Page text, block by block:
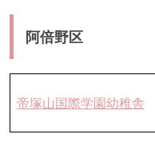
阿倍野区
帝塚山国際学園幼稚舎